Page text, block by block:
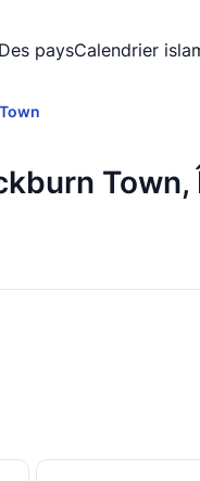
Des paysCalendrier